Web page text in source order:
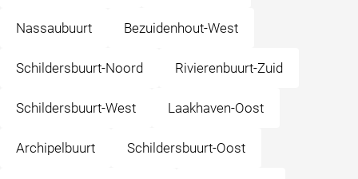
Nassaubuurt Bezuidenhout-West
Schildersbuurt-Noord Rivierenbuurt-Zuid
Schildersbuurt-West Laakhaven-Oost
Archipelbuurt Schildersbuurt-Oost